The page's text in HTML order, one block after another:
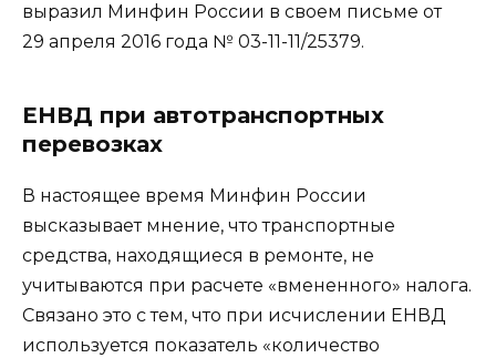
выразил Минфин России в своем письме от
29 апреля 2016 года № 03-11-11/25379.
ЕНВД при автотранспортных
перевозках
В настоящее время Минфин России
высказывает мнение, что транспортные
средства, находящиеся в ремонте, не
учитываются при расчете «вмененного» налога.
Связано это с тем, что при исчислении ЕНВД
используется показатель «количество